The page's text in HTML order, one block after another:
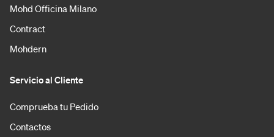
Mohd Officina Milano
Contract
Mohdern
Servicio al Cliente
Comprueba tu Pedido
Contactos